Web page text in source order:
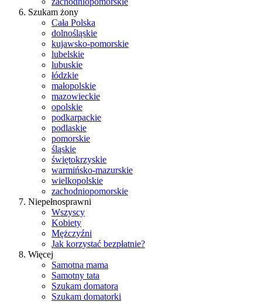
Szukam żony
Cała Polska
dolnośląskie
kujawsko-pomorskie
lubelskie
lubuskie
łódzkie
małopolskie
mazowieckie
opolskie
podkarpackie
podlaskie
pomorskie
śląskie
świętokrzyskie
warmińsko-mazurskie
wielkopolskie
zachodniopomorskie
Niepełnosprawni
Wszyscy
Kobiety
Mężczyźni
Jak korzystać bezpłatnie?
Więcej
Samotna mama
Samotny tata
Szukam domatora
Szukam domatorki